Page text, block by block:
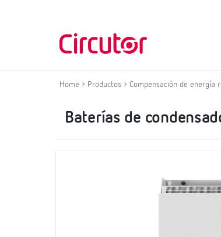
Home Productos Compensación de energía
Baterías de